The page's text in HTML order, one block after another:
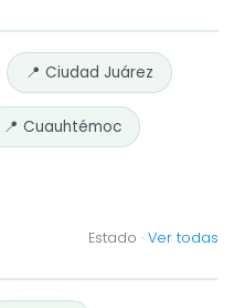
📍 Ciudad Juárez
📍 Cuauhtémoc
Estado · Ver todas